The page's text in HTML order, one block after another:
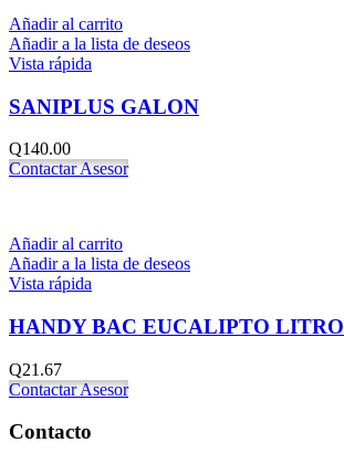
Añadir al carrito
Añadir a la lista de deseos
Vista rápida
SANIPLUS GALON
Q140.00
Contactar Asesor
Añadir al carrito
Añadir a la lista de deseos
Vista rápida
HANDY BAC EUCALIPTO LITRO
Q21.67
Contactar Asesor
Contacto